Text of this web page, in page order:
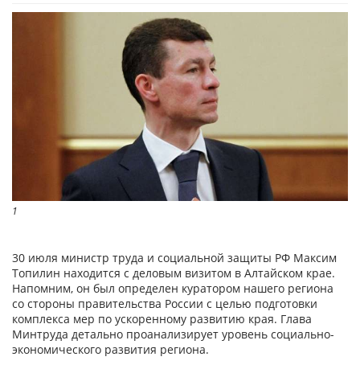
1
30 июля министр труда и социальной защиты РФ Максим
Топилин находится с деловым визитом в Алтайском крае.
Напомним, он был определен куратором нашего региона
со стороны правительства России с целью подготовки
комплекса мер по ускоренному развитию края. Глава
Минтруда детально проанализирует уровень социально-
экономического развития региона.